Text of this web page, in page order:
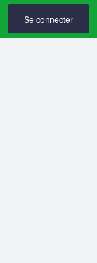
Se connecter